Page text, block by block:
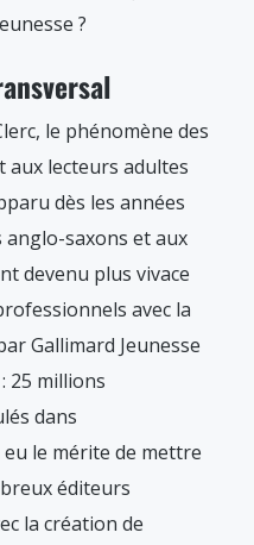
?
le phénomène des
aux lecteurs adultes
dès les années
anglo-saxons et aux
devenu plus vivace
avec la
Gallimard Jeunesse
25 millions
dans
le mérite de mettre
éditeurs
la création de